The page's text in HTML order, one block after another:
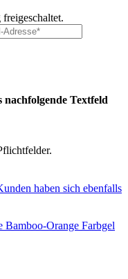
nachfolgende Textfeld
haben sich ebenfalls
Bamboo-Orange Farbgel